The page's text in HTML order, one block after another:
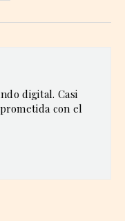
digital. Casi
con el